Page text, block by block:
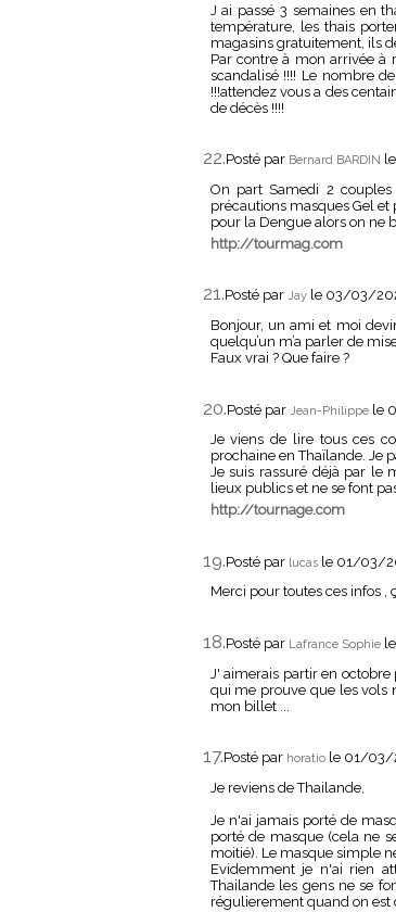
J ai passé 3 semaines en
température, les thais
magasins gratuitement, ils
Par contre à mon arrivée à
scandalisé !!!! Le nombre
!!!attendez vous a des
de décès !!!!
22.Posté par Bernard BARDIN
On part Samedi 2
précautions masques Gel
pour la Dengue alors on ne
http://tourmag.com
21.Posté par Jay le 03/03/
Bonjour, un ami et moi
quelqu’un m’a parler de
Faux vrai ? Que faire ?
20.Posté par Jean-Philippe le
Je viens de lire tous ces
prochaine en Thaïlande. Je
Je suis rassuré déjà par le
lieux publics et ne se font
http://tournage.com
19.Posté par lucas le 01/03/
Merci pour toutes ces infos ,
18.Posté par Lafrance Sophie
J' aimerais partir en
qui me prouve que les vols
mon billet ...
17.Posté par horatio le 01/03/
Je reviens de Thailande,
Je n'ai jamais porté de
porté de masque (cela ne
moitié). Le masque simple
Evidemment je n'ai rien
Thailande les gens ne se
régulierement quand on est